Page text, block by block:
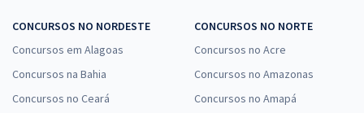
CONCURSOS NO NORDESTE
Concursos em Alagoas
Concursos na Bahia
Concursos no Ceará
CONCURSOS NO NORTE
Concursos no Acre
Concursos no Amazonas
Concursos no Amapá